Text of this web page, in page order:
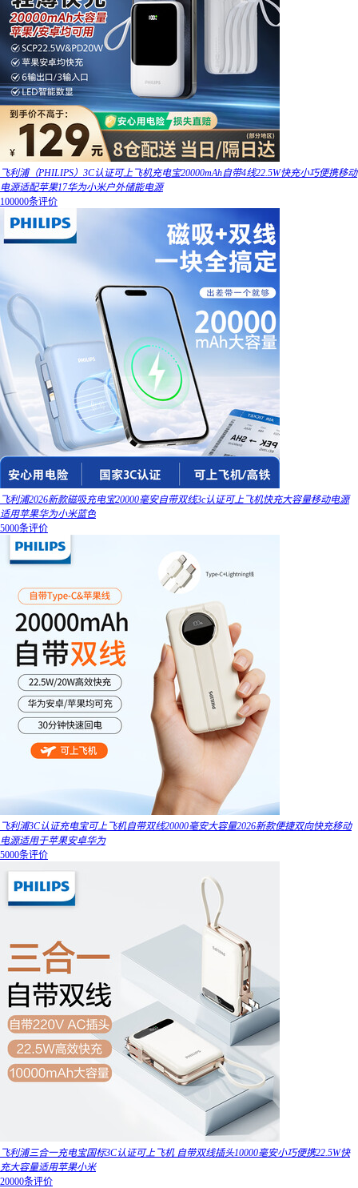
飞利浦（PHILIPS）3C认证可上飞机充电宝20000mAh自带4线22.5W快充小巧便携移动
电源适配苹果17华为小米户外储能电源
100000条评价
飞利浦2026新款磁吸充电宝20000毫安自带双线3c认证可上飞机快充大容量移动电源
适用苹果华为小米蓝色
5000条评价
飞利浦3C认证充电宝可上飞机自带双线20000毫安大容量2026新款便捷双向快充移动
电源适用于苹果安卓华为
5000条评价
飞利浦三合一充电宝国标3C认证可上飞机 自带双线插头10000毫安小巧便携22.5W快
充大容量适用苹果小米
20000条评价